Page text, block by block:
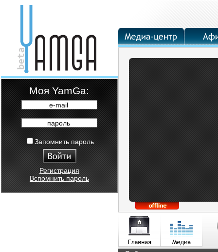
Moя YamGa:
e-mail
пароль
Запомнить пароль
Регистрация
Вспомнить пароль